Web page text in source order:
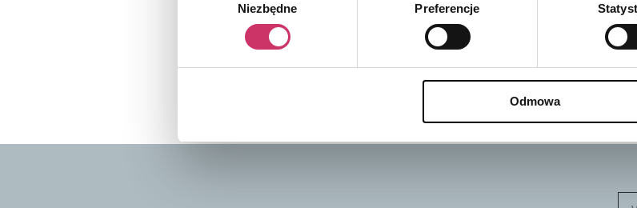
Niezbędne Preferencje
Odmowa